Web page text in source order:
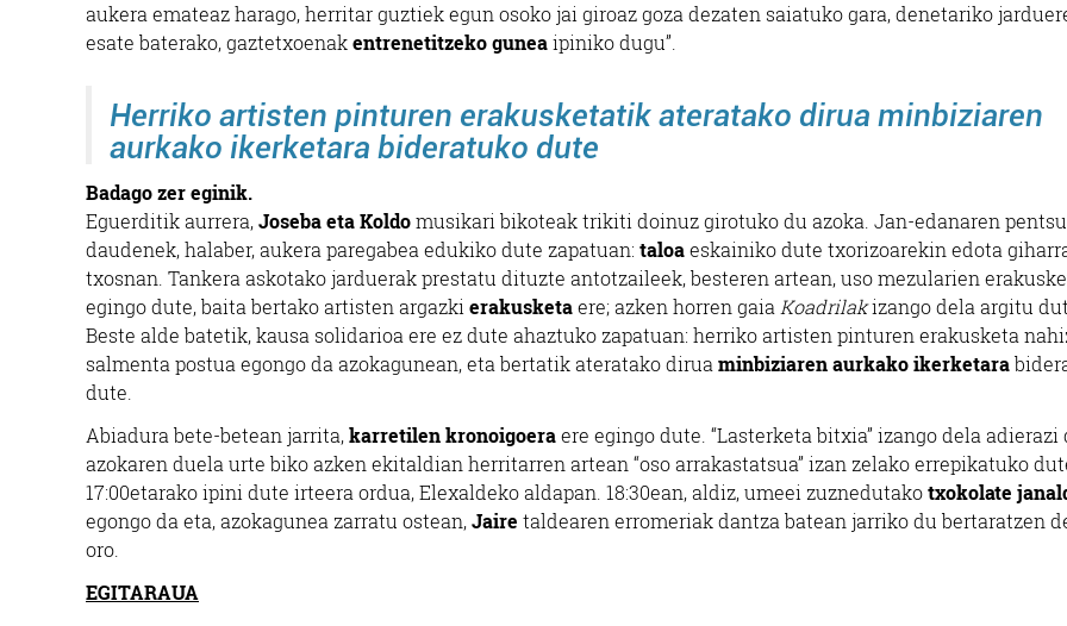
aukera emateaz harago, herritar guztiek egun osoko jai giroaz goza dezaten saiatuko gara, denetariko
esate baterako, gaztetxoenakentrenetitzeko guneaipiniko dugu”.
Herriko artisten pinturen erakusketatik ateratako dirua minbiziaren
aurkako ikerketara bideratuko dute
Badago zer eginik.
Eguerditik aurrera,Joseba eta Koldomusikari bikoteak trikiti doinuz girotuko du azoka. Jan-edanaren
daudenek, halaber, aukera paregabea edukiko dute zapatuan: taloaeskainiko dute txorizoarekin edota
txosnan. Tankera askotako jarduerak prestatu dituzte antotzaileek, besteren artean, uso mezularien
egingo dute, baita bertako artisten argazki erakusketaere; azken horren gaia Koadrilakizango dela argitu
Beste alde batetik, kausa solidarioa ere ez dute ahaztuko zapatuan: herriko artisten pinturen erakusketa
salmenta postua egongo da azokagunean, eta bertatik ateratako dirua minbiziaren aurkako ikerketara
dute.
Abiadura bete-betean jarrita,karretilen kronoigoeraere egingo dute. “Lasterketa bitxia” izango dela adierazi
azokaren duela urte biko azken ekitaldian herritarren artean “oso arrakastatsua” izan zelako errepikatuko
17:00etarako ipini dute irteera ordua, Elexaldeko aldapan. 18:30ean, aldiz, umeei zuznedutakotxokolate
egongo da eta, azokagunea zarratu ostean,Jaire taldearen erromeriak dantza batean jarriko du bertaratzen
oro.
EGITARAUA